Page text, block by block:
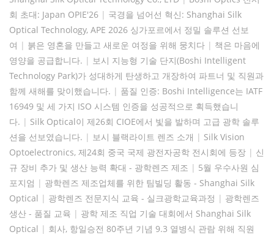
회 초대: Japan OPIE'26 | 국경을 넘어선 혁신: Shanghai Silk
Optical Technology, APE 2026 싱가포르에서 정밀 솔루션 선보
여 | 붉은 영혼을 만들고 새로운 여정을 위해 뭉치다 | 책은 마음에
영양을 공급합니다. | 보시 지능형 기술 단지(Boshi Intelligent
Technology Park)가 성대하게 탄생하고 개장하여 파트너 및 직원과
함께 새해를 맞이했습니다. | 품질 인증: Boshi Intelligence는 IATF
16949 및 세 가지 ISO 시스템 인증을 성공적으로 획득했습니
다. | Silk Optical이 제26회 CIOE에서 빛을 발하며 고급 광학 솔루
션을 선보였습니다. | 보시 블랙라이트 렌즈 소개 | Silk Vision
Optoelectronics, 제24회 중국 국제 광전자공학 전시회에 등장 | 신
규 장비 추가 및 생산 능력 확대 - 광학렌즈 제조 | 5월 우수사원 심
포지엄 | 광학렌즈 제조업체를 위한 팀빌딩 활동 - Shanghai Silk
Optical | 광학렌즈 전문지식 교육 - 실크광학교육과정 | 광학렌즈
생산 - 품질 교육 | 광학 제조 직업 기술 대회에서 Shanghai Silk
Optical | 회사, 항일승전 80주년 기념 9.3 열병식 관람 위해 직원